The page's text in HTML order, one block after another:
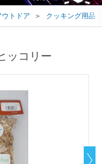
ウトドア ＞ クッキング用品
ッコリー